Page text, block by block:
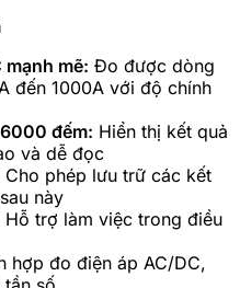
mạnh mẽ: Đo được dòng
đến 1000A với độ chính
đếm: Hiển thị kết quả
và dễ đọc
Cho phép lưu trữ các kết
này
Hỗ trợ làm việc trong điều
hợp đo điện áp AC/DC,